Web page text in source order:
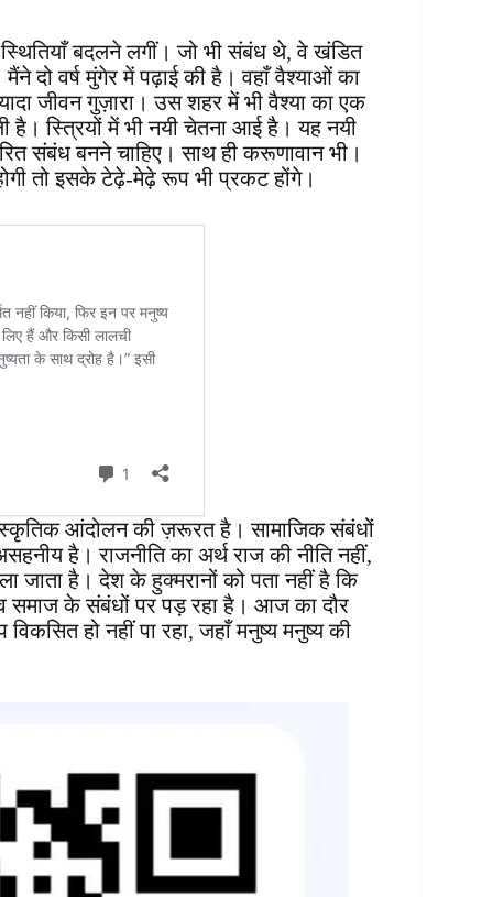
बदलने लगीं। जो भी संबंध थे, वे खंडित
दो वर्ष मुंगेर में पढ़ाई की है। वहाँ वैश्याओं का
जीवन गुज़ारा। उस शहर में भी वैश्या का एक
है। स्त्रियों में भी नयी चेतना आई है। यह नयी
संबंध बनने चाहिए। साथ ही करूणावान भी।
तो इसके टेढ़े-मेढ़े रूप भी प्रकट होंगे।
आंदोलन की ज़रूरत है। सामाजिक संबंधों
है। राजनीति का अर्थ राज की नीति नहीं,
जाता है। देश के हुक्मरानों को पता नहीं है कि
के संबंधों पर पड़ रहा है। आज का दौर
हो नहीं पा रहा, जहाँ मनुष्य मनुष्य की